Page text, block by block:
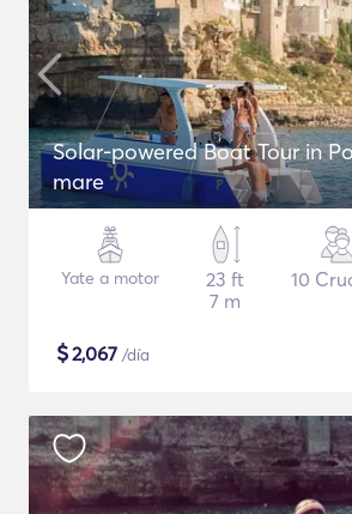
Solar-powered Boat Tour in
mare
Yate a motor
23 ft
7 m
10
$2,067 /día